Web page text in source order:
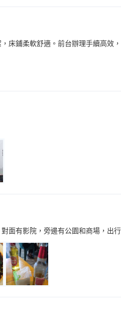
床鋪柔軟舒適。前台辦理手續高效
面有影院，旁邊有公園和商場，出